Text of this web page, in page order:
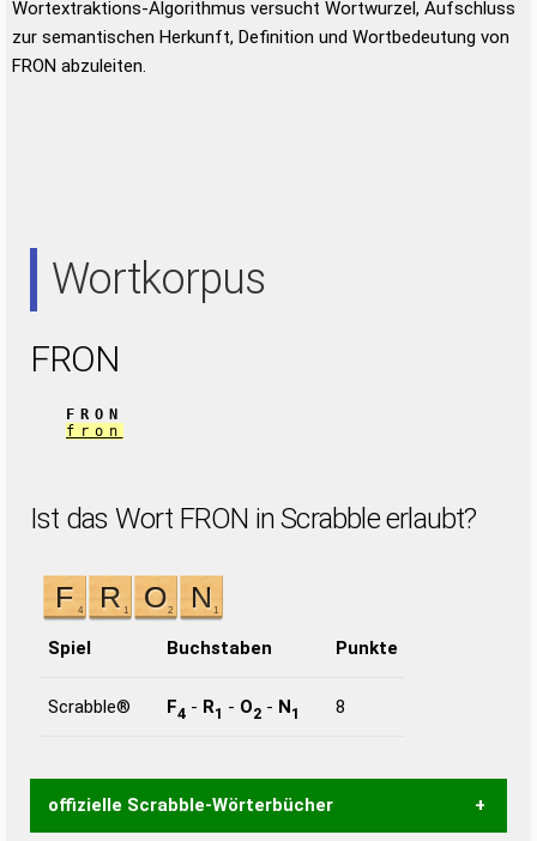
Wortextraktions-Algorithmus versucht Wortwurzel, Aufschluss
zur semantischen Herkunft, Definition und Wortbedeutung von
FRON abzuleiten.
Wortkorpus
FRON
FRON
fron
Ist das Wort FRON in Scrabble erlaubt?
Spiel Buchstaben Punkte
Scrabble® F4 - R1 - O2 - N1 8
offizielle Scrabble-Wörterbücher